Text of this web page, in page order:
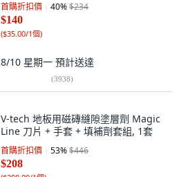
首購折扣價 40%$234
$140
($35.00/1個)
8/10 星期一 預計送達
(3938)
V-tech 地板用磁磚縫隙塗層劑 Magic
Line 刀片 + 手套 + 填補劑套組, 1套
首購折扣價 53%$446
$208